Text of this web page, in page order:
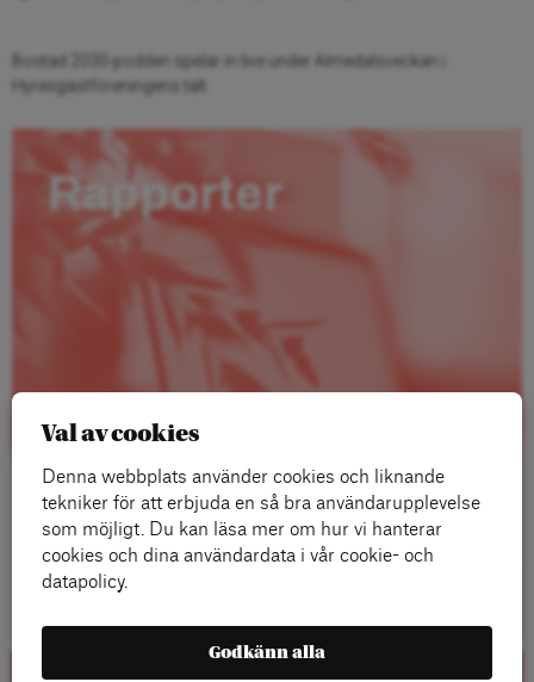
Bostad 2030-podden spelar in live under Almedalsveckan i
Hyresgästföreningens tält.
Rapporter
Läs mer
Val av cookies
Denna webbplats använder cookies och liknande
tekniker för att erbjuda en så bra användarupplevelse
som möjligt. Du kan läsa mer om hur vi hanterar
cookies och dina användardata i vår cookie- och
datapolicy.
Godkänn alla